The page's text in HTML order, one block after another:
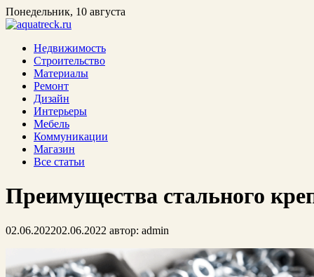
Понедельник, 10 августа
Недвижимость
Строительство
Материалы
Ремонт
Дизайн
Интерьеры
Мебель
Коммуникации
Магазин
Все статьи
Преимущества стального
02.06.202202.06.2022 автор: admin